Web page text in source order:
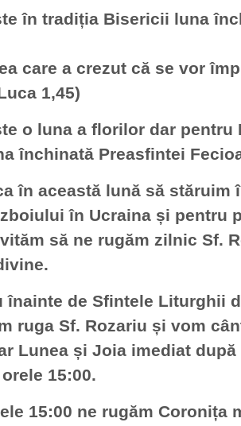
în tradiția Bisericii luna
care a crezut că se vor
1,45)
o luna a florilor dar pentru
închinată Preasfintei
în această lună să stăruim
în Ucraina și pentru
să ne rugăm zilnic Sf.
înainte de Sfintele Liturghii
ruga Sf. Rozariu și vom
Lunea și Joia imediat
15:00.
15:00 ne rugăm Coronița